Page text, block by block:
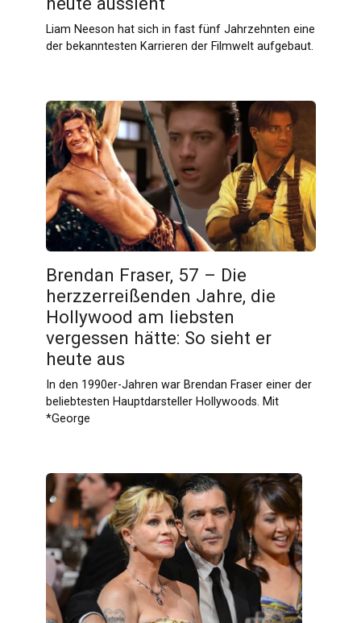
Liam Neeson hat sich in fast fünf Jahrzehnten eine
der bekanntesten Karrieren der Filmwelt aufgebaut.
Brendan Fraser, 57 – Die
herzzerreißenden Jahre, die
Hollywood am liebsten
vergessen hätte: So sieht er
heute aus
In den 1990er-Jahren war Brendan Fraser einer der
beliebtesten Hauptdarsteller Hollywoods. Mit
*George